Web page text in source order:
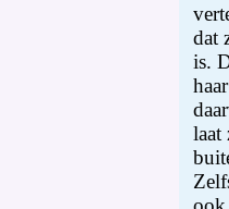
dat
is.
laat